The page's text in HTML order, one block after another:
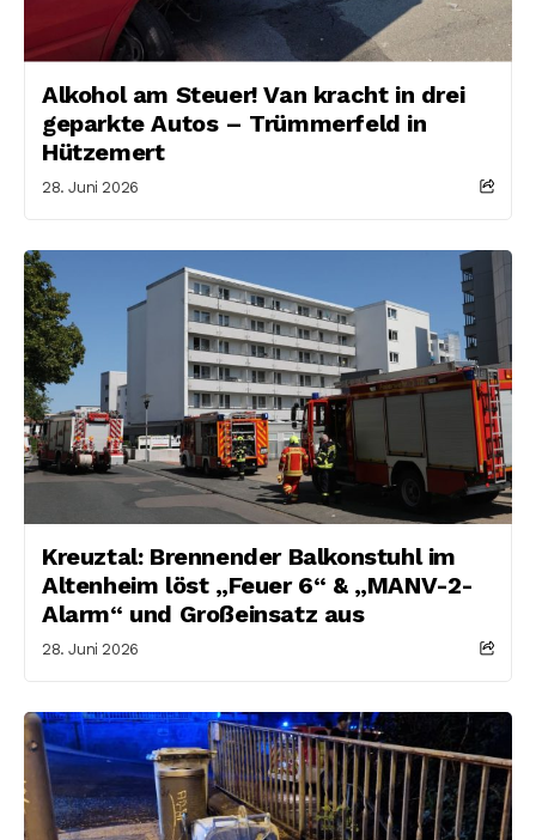
Alkohol am Steuer! Van kracht in drei
geparkte Autos – Trümmerfeld in
Hützemert
28. Juni 2026
Kreuztal: Brennender Balkonstuhl im
Altenheim löst „Feuer 6“ & „MANV-2-
Alarm“ und Großeinsatz aus
28. Juni 2026